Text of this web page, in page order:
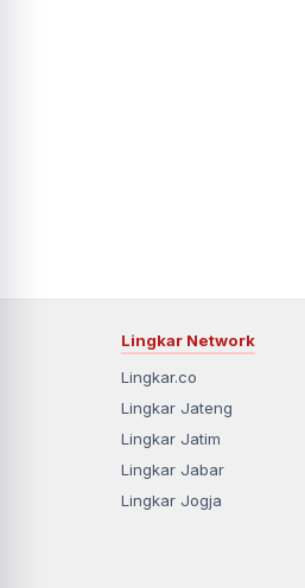
Lingkar Network
Lingkar.co
Lingkar Jateng
Lingkar Jatim
Lingkar Jabar
Lingkar Jogja